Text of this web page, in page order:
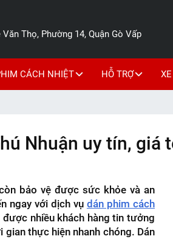
Thọ, Phường 14, Quận Gò Vấp
CÁCH NHIỆT HỖ TRỢ
Nhuận uy tín, giá
bảo vệ được sức khỏe và an
ngay với dịch vụ dán phim cách
nhiều khách hàng tin tưởng
thực hiện nhanh chóng. Dán